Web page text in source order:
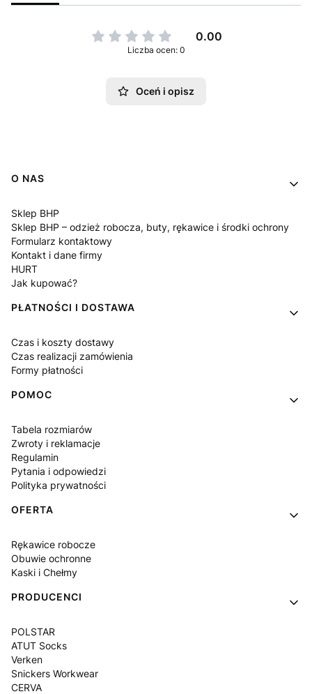
0.00
Liczba ocen: 0
Oceń i opisz
Linki w stopce
O NAS
Sklep BHP
Sklep BHP – odzież robocza, buty, rękawice i środki ochrony
Formularz kontaktowy
Kontakt i dane firmy
HURT
Jak kupować?
PŁATNOŚCI I DOSTAWA
Czas i koszty dostawy
Czas realizacji zamówienia
Formy płatności
POMOC
Tabela rozmiarów
Zwroty i reklamacje
Regulamin
Pytania i odpowiedzi
Polityka prywatności
OFERTA
Rękawice robocze
Obuwie ochronne
Kaski i Chełmy
PRODUCENCI
POLSTAR
ATUT Socks
Verken
Snickers Workwear
CERVA